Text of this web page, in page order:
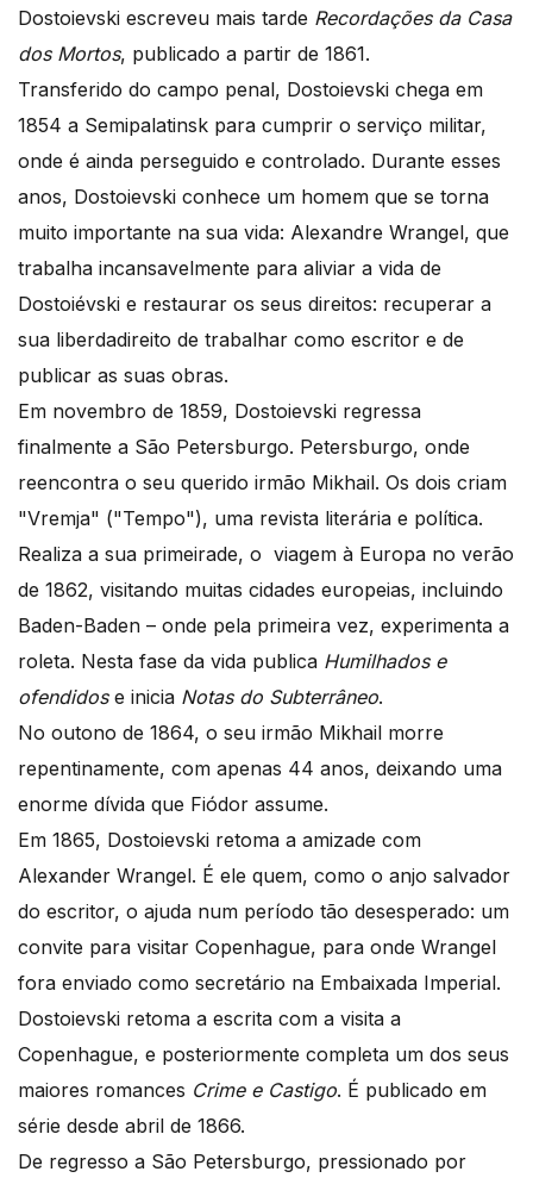
Dostoievski escreveu mais tarde Recordações da Casa
dos Mortos, publicado a partir de 1861.
Transferido do campo penal, Dostoievski chega em
1854 a Semipalatinsk para cumprir o serviço militar,
onde é ainda perseguido e controlado. Durante esses
anos, Dostoievski conhece um homem que se torna
muito importante na sua vida: Alexandre Wrangel, que
trabalha incansavelmente para aliviar a vida de
Dostoiévski e restaurar os seus direitos: recuperar a
sua liberdadireito de trabalhar como escritor e de
publicar as suas obras.
Em novembro de 1859, Dostoievski regressa
finalmente a São Petersburgo. Petersburgo, onde
reencontra o seu querido irmão Mikhail. Os dois criam
"Vremja" ("Tempo"), uma revista literária e política.
Realiza a sua primeirade, o viagem à Europa no verão
de 1862, visitando muitas cidades europeias, incluindo
Baden-Baden – onde pela primeira vez, experimenta a
roleta. Nesta fase da vida publica Humilhados e
ofendidose inicia Notas do Subterrâneo.
No outono de 1864, o seu irmão Mikhail morre
repentinamente, com apenas 44 anos, deixando uma
enorme dívida que Fiódor assume.
Em 1865, Dostoievski retoma a amizade com
Alexander Wrangel. É ele quem, como o anjo salvador
do escritor, o ajuda num período tão desesperado: um
convite para visitar Copenhague, para onde Wrangel
fora enviado como secretário na Embaixada Imperial.
Dostoievski retoma a escrita com a visita a
Copenhague, e posteriormente completa um dos seus
maiores romances Crime e Castigo. É publicado em
série desde abril de 1866.
De regresso a São Petersburgo, pressionado por